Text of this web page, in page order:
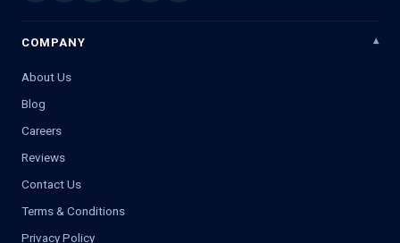
COMPANY
About Us
Blog
Careers
Reviews
Contact Us
Terms & Conditions
Privacy Policy